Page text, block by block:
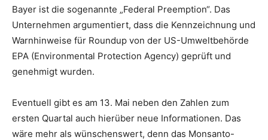
Bayer ist die sogenannte „Federal Preemption“. Das
Unternehmen argumentiert, dass die Kennzeichnung und
Warnhinweise für Roundup von der US-Umweltbehörde
EPA (Environmental Protection Agency) geprüft und
genehmigt wurden.
Eventuell gibt es am 13. Mai neben den Zahlen zum
ersten Quartal auch hierüber neue Informationen. Das
wäre mehr als wünschenswert, denn das Monsanto-